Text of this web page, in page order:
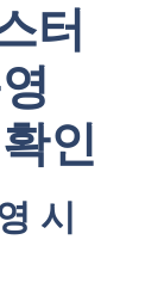
터
인
시